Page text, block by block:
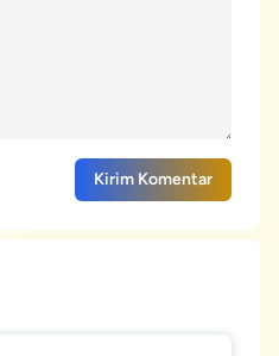
Kirim Komentar